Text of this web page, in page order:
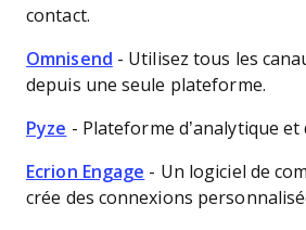
contact.
Omnisend - Utilisez tous les
depuis une seule plateforme.
Pyze - Plateforme d’analytique et
Ecrion Engage - Un logiciel de
crée des connexions